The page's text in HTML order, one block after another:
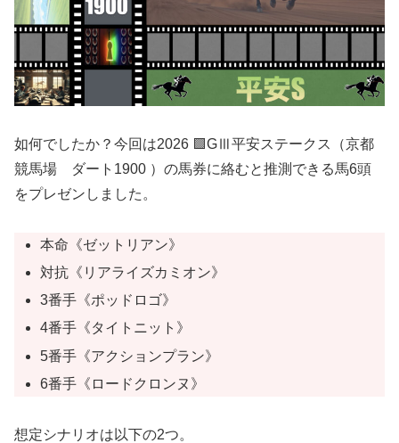
如何でしたか？今回は2026 🟩GⅢ平安ステークス（京都
競馬場 ダート1900 ）の馬券に絡むと推測できる馬6頭
をプレゼンしました。
本命《ゼットリアン》
対抗《リアライズカミオン》
3番手《ポッドロゴ》
4番手《タイトニット》
5番手《アクションプラン》
6番手《ロードクロンヌ》
想定シナリオは以下の2つ。